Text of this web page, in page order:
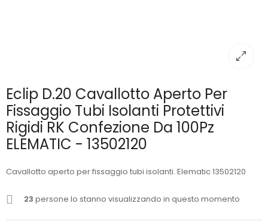
Eclip D.20 Cavallotto Aperto Per
Fissaggio Tubi Isolanti Protettivi
Rigidi RK Confezione Da 100Pz
ELEMATIC - 13502120
Cavallotto aperto per fissaggio tubi isolanti. Elematic 13502120
23 persone lo stanno visualizzando in questo momento